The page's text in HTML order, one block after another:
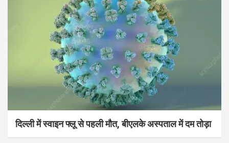
दिल्ली में स्वाइन फ्लू से पहली मौत, बीएलके अस्पताल में दम तोड़ा